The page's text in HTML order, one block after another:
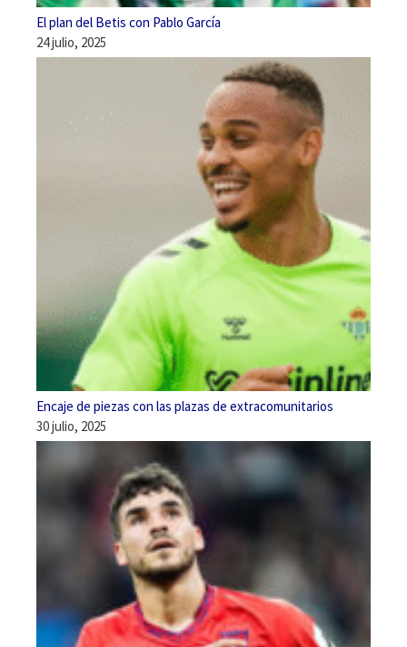
El plan del Betis con Pablo García
24 julio, 2025
Encaje de piezas con las plazas de extracomunitarios
30 julio, 2025